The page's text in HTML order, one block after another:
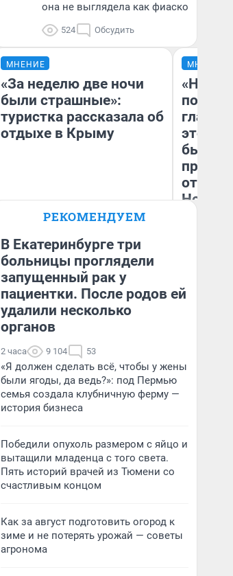
она не выглядела как фиаско
524 Обсудить
МНЕНИЕ
«За неделю две ночи
были страшные»:
туристка рассказала об
отдыхе в Крыму
Александра Исмайлова
редактора 63.RU
МНЕНИЕ
этого
бьет
отзыв
Нолана
РЕКОМЕНДУЕМ
В Екатеринбурге три
больницы проглядели
запущенный рак у
пациентки. После родов ей
удалили несколько
органов
2 часа 9 104 53
«Я должен сделать всё, чтобы у жены
были ягоды, да ведь?»: под Пермью
семья создала клубничную ферму —
история бизнеса
Победили опухоль размером с яйцо и
вытащили младенца с того света.
Пять историй врачей из Тюмени со
счастливым концом
Как за август подготовить огород к
зиме и не потерять урожай — советы
агронома